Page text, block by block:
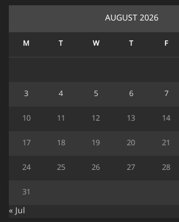
AUGUST 2026
M T W T F
3 4 5 6 7
10 11 12 13 14
17 18 19 20 21
24 25 26 27 28
31
« Jul